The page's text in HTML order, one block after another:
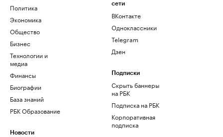
Политика
Экономика
Общество
Бизнес
Технологии и
медиа
Финансы
Биографии
База знаний
РБК Образование
Новости
сети
ВКонтакте
Одноклассники
Telegram
Дзен
Подписки
Скрыть баннеры
на РБК
Подписка на РБК
Корпоративная
подписка